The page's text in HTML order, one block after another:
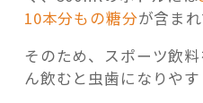
10本分もの糖分が含まれ
そのため、スポーツ飲
ん飲むと虫歯になりやす